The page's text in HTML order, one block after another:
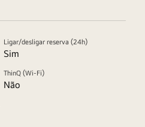
Ligar/desligar reserva (24h)
Sim
ThinQ (Wi-Fi)
Não